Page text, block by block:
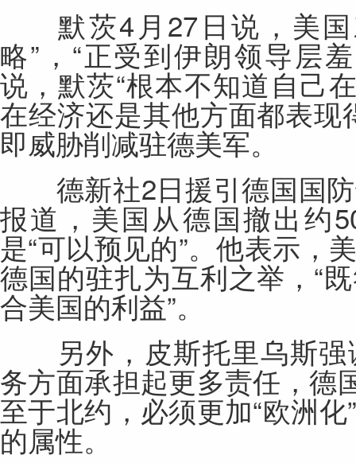
默茨4月27日说，美国
略”，“正受到伊朗领导层
说，默茨“根本不知道自己
在经济还是其他方面都表现
即威胁削减驻德美军。
德新社2日援引德国国防
报道，美国从德国撤出约
是“可以预见的”。他表示，
德国的驻扎为互利之举，“
合美国的利益”。
另外，皮斯托里乌斯强
务方面承担起更多责任，德
至于北约，必须更加“欧洲
的属性。